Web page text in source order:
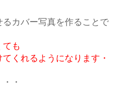
カバー写真を作ることで
ても
くれるようになります・
・